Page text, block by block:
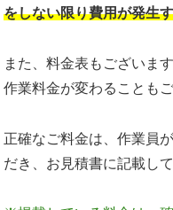
をしない限り費用が発生
また、料金表もございま
作業料金が変わることも
正確なご料金は、作業員
だき、お見積書に記載し